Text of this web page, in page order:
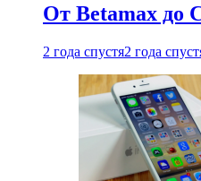
От Betamax до
2 года спустя2 года